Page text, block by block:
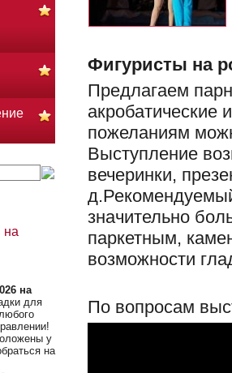
Фигуристы на
Предлагаем
пожеланиям
Выступление
вечеринки,
значительно
паркетным,
возможности
По вопросам
на
на
для
у
на